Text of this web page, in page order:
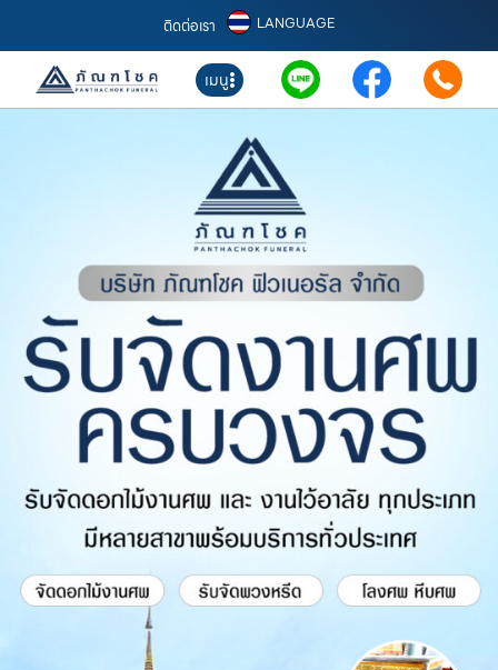
ติดต่อเรา LANGUAGE
เมนู